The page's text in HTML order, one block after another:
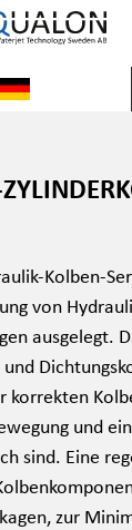
Kolben-
von
ausgelegt.
korrekten
und
sind. Eine
zur